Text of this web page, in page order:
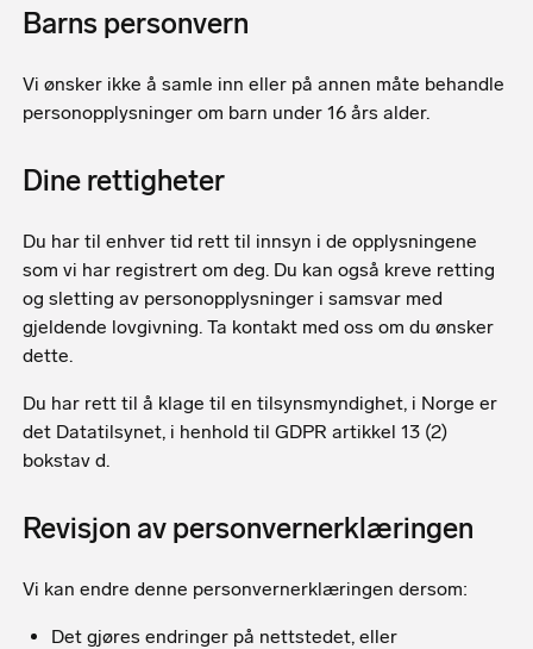
Barns personvern
Vi ønsker ikke å samle inn eller på annen måte behandle
personopplysninger om barn under 16 års alder.
Dine rettigheter
Du har til enhver tid rett til innsyn i de opplysningene
som vi har registrert om deg. Du kan også kreve retting
og sletting av personopplysninger i samsvar med
gjeldende lovgivning. Ta kontakt med oss om du ønsker
dette.
Du har rett til å klage til en tilsynsmyndighet, i Norge er
det Datatilsynet, i henhold til GDPR artikkel 13 (2)
bokstav d.
Revisjon av personvernerklæringen
Vi kan endre denne personvernerklæringen dersom:
Det gjøres endringer på nettstedet, eller